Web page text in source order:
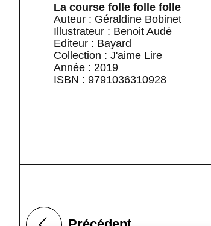
La course folle folle folle
Auteur : Géraldine Bobinet
Illustrateur : Benoit Audé
Editeur : Bayard
Collection : J'aime Lire
Année : 2019
ISBN : 9791036310928